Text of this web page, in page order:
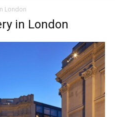
London
in London